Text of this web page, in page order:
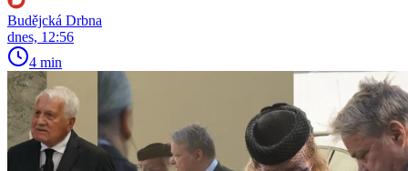
Budějcká Drbna
dnes, 12:56
4 min